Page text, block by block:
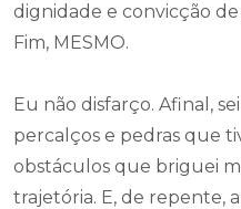
dignidade e convicção
Fim, MESMO.
Eu não disfarço. Afinal,
percalços e pedras que
obstáculos que briguei
trajetória. E, de repente,